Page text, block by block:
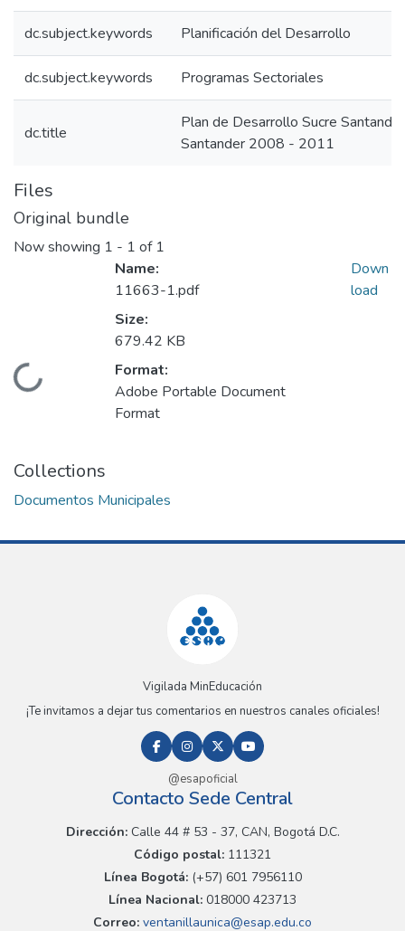
dc.subject.keywords Planificación del Desarrollo
dc.subject.keywords Programas Sectoriales
dc.title
Plan de Desarrollo Sucre
Santander 2008 - 2011
Files
Original bundle
Now showing 1 - 1 of 1
Loading...
Name:
11663-1.pdf
Size:
679.42 KB
Format:
Adobe Portable Document
Format
Down
load
Collections
Documentos Municipales
Vigilada MinEducación
¡Te invitamos a dejar tus comentarios en nuestros canales oficiales!
@esapoficial
Contacto Sede Central
Dirección:Calle 44 # 53 - 37, CAN, Bogotá D.C.
Código postal: 111321
Línea Bogotá:(+57) 601 7956110
Línea Nacional: 018000 423713
Correo: ventanillaunica@esap.edu.co